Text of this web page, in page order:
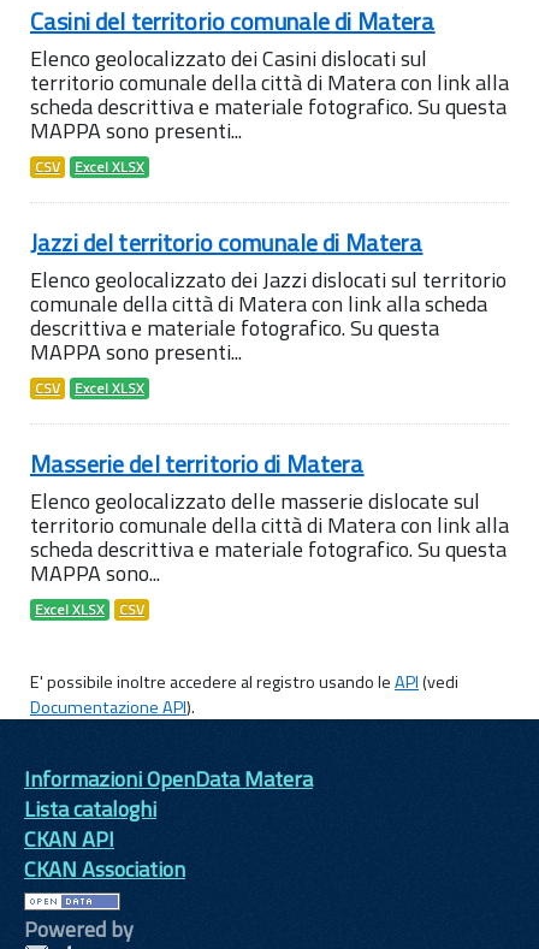
Casini del territorio comunale di Matera
Elenco geolocalizzato dei Casini dislocati sul
territorio comunale della città di Matera con link alla
scheda descrittiva e materiale fotografico. Su questa
MAPPA sono presenti...
CSV Excel XLSX
Jazzi del territorio comunale di Matera
Elenco geolocalizzato dei Jazzi dislocati sul territorio
comunale della città di Matera con link alla scheda
descrittiva e materiale fotografico. Su questa
MAPPA sono presenti...
CSV Excel XLSX
Masserie del territorio di Matera
Elenco geolocalizzato delle masserie dislocate sul
territorio comunale della città di Matera con link alla
scheda descrittiva e materiale fotografico. Su questa
MAPPA sono...
Excel XLSX CSV
E' possibile inoltre accedere al registro usando leAPI(vedi
Documentazione API).
Informazioni OpenData Matera
Lista cataloghi
CKAN API
CKAN Association
Powered by